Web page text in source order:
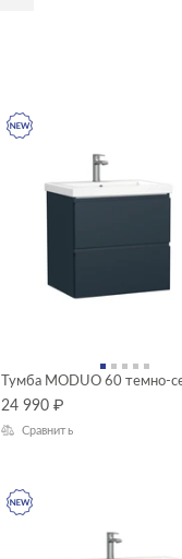
Тумба MODUO 60 темно-
24 990 ₽
Сравнить